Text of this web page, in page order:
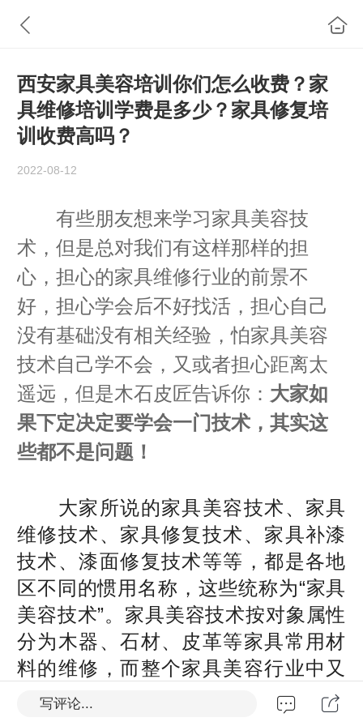
西安家具美容培训你们怎么收费？家
具维修培训学费是多少？家具修复培
训收费高吗？
2022-08-12
有些朋友想来学习家具美容技
术，但是总对我们有这样那样的担
心，担心的家具维修行业的前景不
好，担心学会后不好找活，担心自己
没有基础没有相关经验，怕家具美容
技术自己学不会，又或者担心距离太
遥远，但是木石皮匠告诉你： 大家如
果下定决定要学会一门技术，其实这
些都不是问题！
大家所说的家具美容技术、家具
维修技术、家具修复技术、家具补漆
技术、漆面修复技术等等，都是各地
区不同的惯用名称，这些统称为“家具
美容技术”。家具美容技术按对象属性
分为木器、石材、皮革等家具常用材
料的维修，而整个家具美容行业中又
由木器家具为主，次石材，再者是皮
写评论...